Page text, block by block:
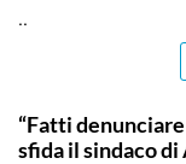
..
“Fatti
sfida il sindaco